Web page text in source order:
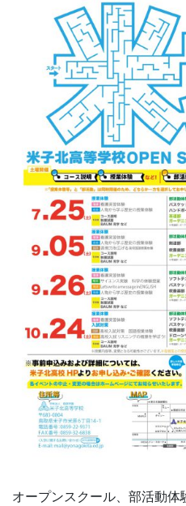
オープンスクール、部活動